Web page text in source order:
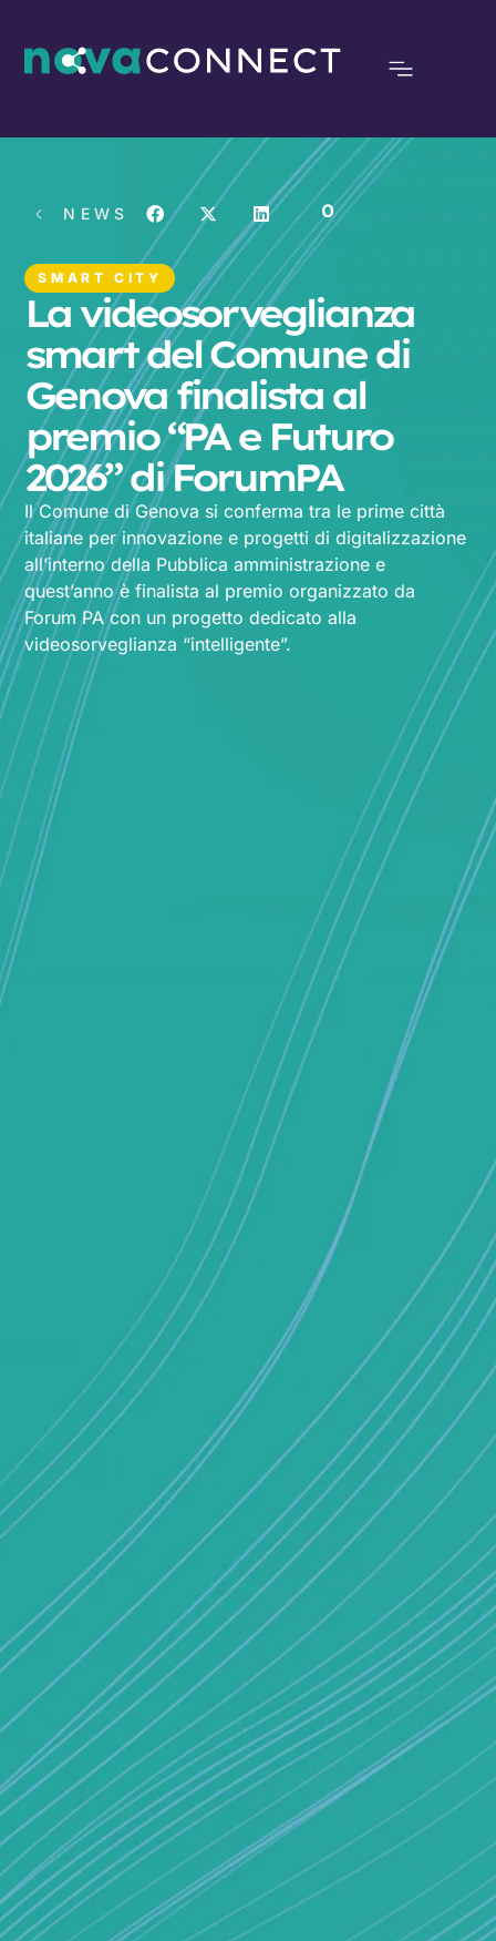
NEWS 0
SMART CITY
La videosorveglianza
smart del Comune di
Genova finalista al
premio “PA e Futuro
2026” di ForumPA
Il Comune di Genova si conferma tra le prime città
italiane per innovazione e progetti di digitalizzazione
all’interno della Pubblica amministrazione e
quest’anno è finalista al premio organizzato da
Forum PA con un progetto dedicato alla
videosorveglianza “intelligente”.